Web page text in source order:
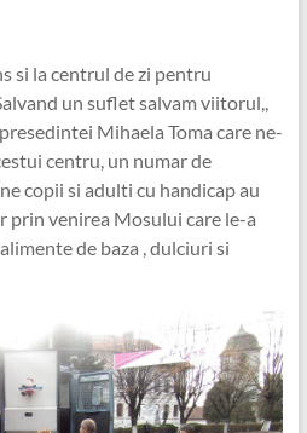
si la centrul de zi pentru
un suflet salvam viitorul,,
Mihaela Toma care ne-
centru, un numar de
copii si adulti cu handicap au
venirea Mosului care le-a
de baza , dulciuri si